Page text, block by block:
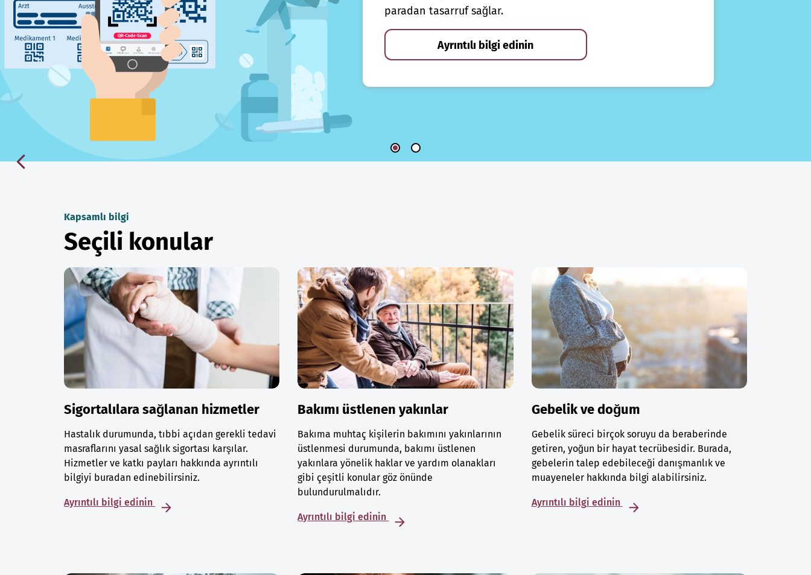
paradan tasarruf sağlar.
Ayrıntılı bilgi edinin
Kapsamlı bilgi
Seçili konular
Sigortalılara sağlanan hizmetler
Hastalık durumunda, tıbbi açıdan gerekli tedavi
masraflarını yasal sağlık sigortası karşılar.
Hizmetler ve katkı payları hakkında ayrıntılı
bilgiyi buradan edinebilirsiniz.
Ayrıntılı bilgi edinin
Bakımı üstlenen yakınlar
Bakıma muhtaç kişilerin bakımını yakınlarının
üstlenmesi durumunda, bakımı üstlenen
yakınlara yönelik haklar ve yardım olanakları
gibi çeşitli konular göz önünde
bulundurulmalıdır.
Ayrıntılı bilgi edinin
Gebelik ve doğum
Gebelik süreci birçok soruyu da beraberinde
getiren, yoğun bir hayat tecrübesidir. Burada,
gebelerin talep edebileceği danışmanlık ve
muayeneler hakkında bilgi alabilirsiniz.
Ayrıntılı bilgi edinin